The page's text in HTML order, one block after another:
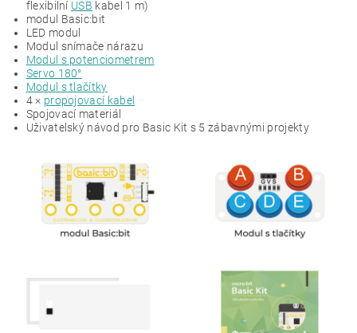
flexibilní USB kabel 1 m)
modul Basic:bit
LED modul
Modul snímače nárazu
Modul s potenciometrem
Servo 180°
Modul s tlačítky
4 × propojovací kabel
Spojovací materiál
Uživatelský návod pro Basic Kit s 5 zábavnými projekty